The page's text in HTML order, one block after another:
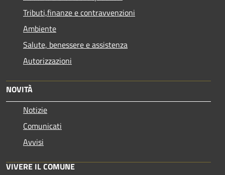
Tributi,finanze e contravvenzioni
Ambiente
Salute, benessere e assistenza
Autorizzazioni
NOVITÀ
Notizie
Comunicati
Avvisi
VIVERE IL COMUNE